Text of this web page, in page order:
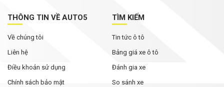
THÔNG TIN VỀ AUTO5
Về chúng tôi
Liên hệ
Điều khoản sử dụng
Chính sách bảo mật
TÌM KIẾM
Tin tức ô tô
Bảng giá xe ô tô
Đánh gia xe
So sánh xe